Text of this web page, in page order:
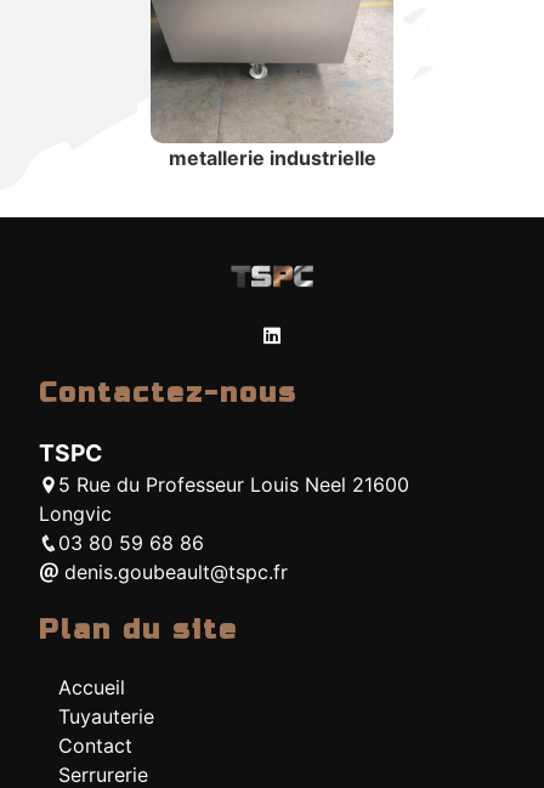
metallerie industrielle
Contactez-nous
TSPC
5 Rue du Professeur Louis Neel 21600
Longvic
03 80 59 68 86
denis.goubeault@tspc.fr
Plan du site
Accueil
Tuyauterie
Contact
Serrurerie